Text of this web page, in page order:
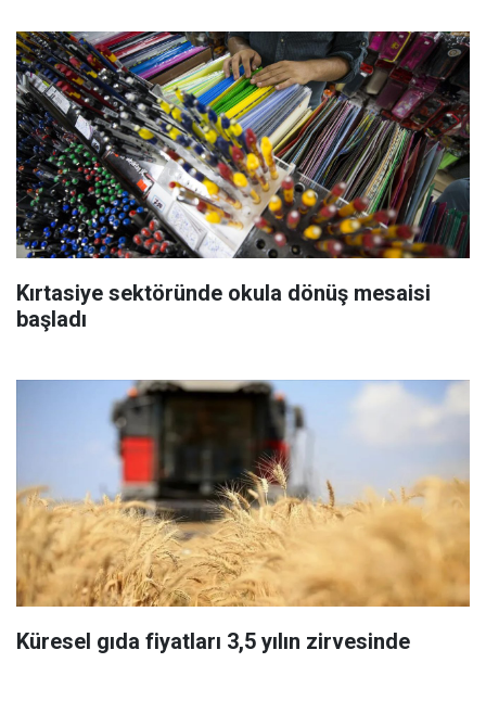
Kırtasiye sektöründe okula dönüş mesaisi
başladı
Küresel gıda fiyatları 3,5 yılın zirvesinde